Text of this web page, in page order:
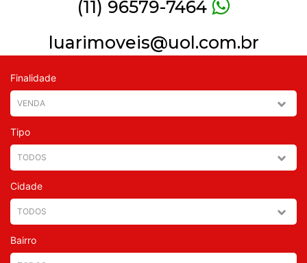
(11) 96579-7464
luarimoveis@uol.com.br
Finalidade
Tipo
Cidade
Bairro